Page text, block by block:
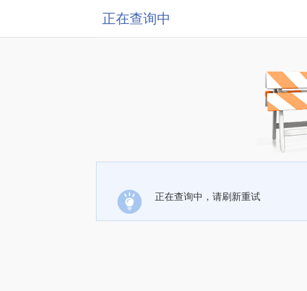
正在查询中
正在查询中，请刷新重试